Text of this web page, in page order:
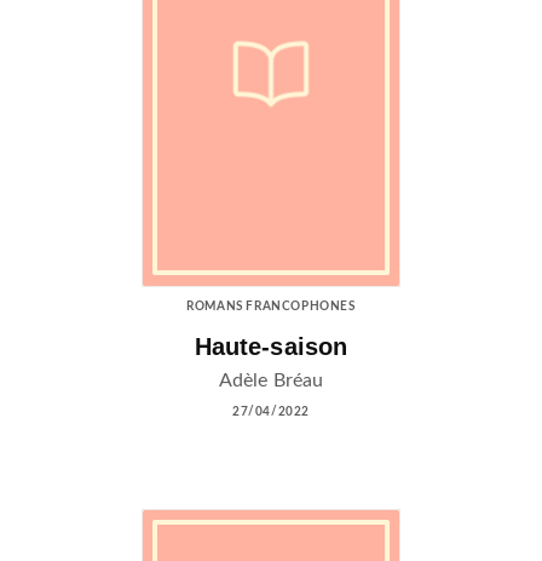
ROMANS FRANCOPHONES
Haute-saison
Adèle Bréau
27/04/2022